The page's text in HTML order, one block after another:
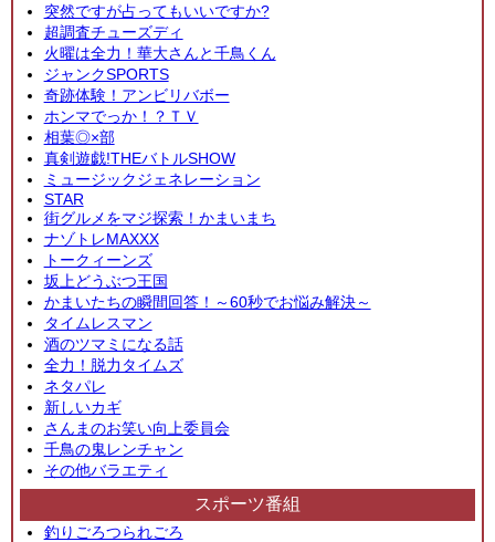
突然ですが占ってもいいですか?
超調査チューズディ
火曜は全力！華大さんと千鳥くん
ジャンクSPORTS
奇跡体験！アンビリバボー
ホンマでっか！？ＴＶ
相葉◎×部
真剣遊戯!THEバトルSHOW
ミュージックジェネレーション
STAR
街グルメをマジ探索！かまいまち
ナゾトレMAXXX
トークィーンズ
坂上どうぶつ王国
かまいたちの瞬間回答！～60秒でお悩み解決～
タイムレスマン
酒のツマミになる話
全力！脱力タイムズ
ネタパレ
新しいカギ
さんまのお笑い向上委員会
千鳥の鬼レンチャン
その他バラエティ
スポーツ番組
釣りごろつられごろ